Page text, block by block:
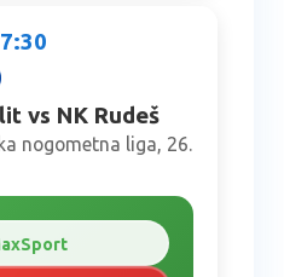
vs NK Rudeš
nogometna liga, 26.